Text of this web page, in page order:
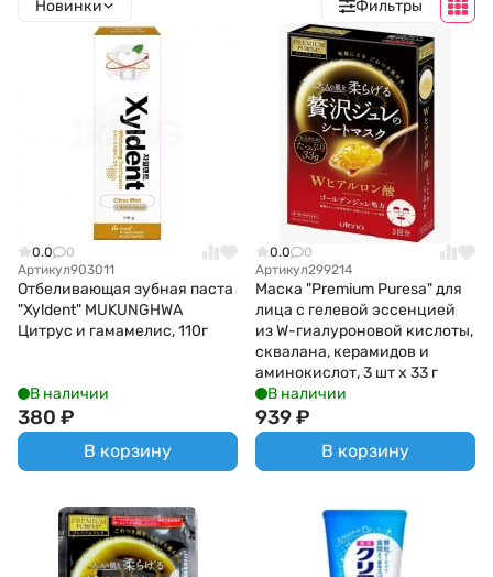
Новинки
Фильтры
0.0
0
Артикул903011
Отбеливающая зубная паста
"Xyldent" MUKUNGHWA
Цитрус и гамамелис, 110г
В наличии
380 ₽
В корзину
0.0
0
Артикул299214
Маска "Premium Puresa" для
лица с гелевой эссенцией
из W-гиалуроновой кислоты,
сквалана, керамидов и
аминокислот, 3 шт х 33 г
В наличии
939₽
В корзину